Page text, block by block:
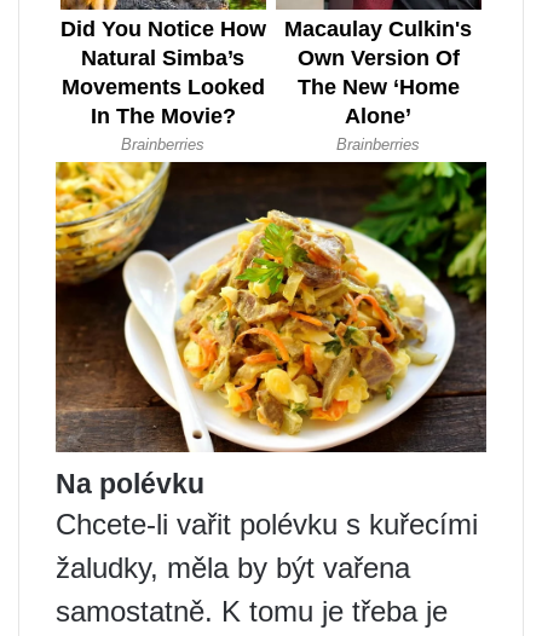
Na polévku
Chcete-li vařit polévku s kuřecími
žaludky, měla by být vařena
samostatně. K tomu je třeba je